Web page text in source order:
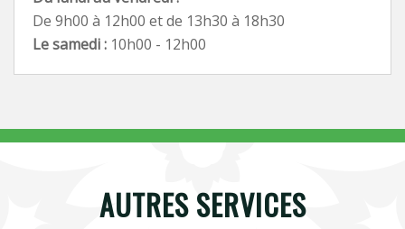
De 9h00 à 12h00 et de 13h30 à 18h30
Le samedi : 10h00 - 12h00
AUTRES SERVICES